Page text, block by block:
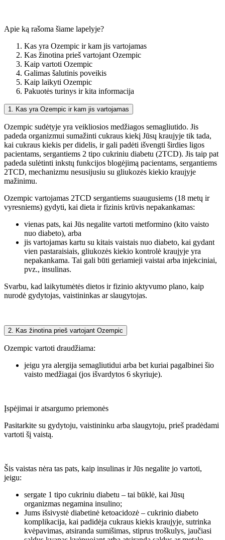
Apie ką rašoma šiame lapelyje?
Kas yra Ozempic ir kam jis vartojamas
Kas žinotina prieš vartojant Ozempic
Kaip vartoti Ozempic
Galimas šalutinis poveikis
Kaip laikyti Ozempic
Pakuotės turinys ir kita informacija
1. Kas yra Ozempic ir kam jis vartojamas
Ozempic sudėtyje yra veikliosios medžiagos semagliutido. Jis
padeda organizmui sumažinti cukraus kiekį Jūsų kraujyje tik tada,
kai cukraus kiekis per didelis, ir gali padėti išvengti širdies ligos
pacientams, sergantiems 2 tipo cukriniu diabetu (2TCD). Jis taip pat
padeda sulėtinti inkstų funkcijos blogėjimą pacientams, sergantiems
2TCD, mechanizmu nesusijusiu su gliukozės kiekio kraujyje
mažinimu.
Ozempic vartojamas 2TCD sergantiems suaugusiems (18 metų ir
vyresniems) gydyti, kai dieta ir fizinis krūvis nepakankamas:
vienas pats, kai Jūs negalite vartoti metformino (kito vaisto
nuo diabeto), arba
jis vartojamas kartu su kitais vaistais nuo diabeto, kai gydant
vien pastaraisiais, gliukozės kiekio kontrolė kraujyje yra
nepakankama. Tai gali būti geriamieji vaistai arba injekciniai,
pvz., insulinas.
Svarbu, kad laikytumėtės dietos ir fizinio aktyvumo plano, kaip
nurodė gydytojas, vaistininkas ar slaugytojas.
2. Kas žinotina prieš vartojant Ozempic
Ozempic vartoti draudžiama:
jeigu yra alergija semagliutidui arba bet kuriai pagalbinei šio
vaisto medžiagai (jos išvardytos 6 skyriuje).
Įspėjimai ir atsargumo priemonės
Pasitarkite su gydytoju, vaistininku arba slaugytoju, prieš pradėdami
vartoti šį vaistą.
Šis vaistas nėra tas pats, kaip insulinas ir Jūs negalite jo vartoti,
jeigu:
sergate 1 tipo cukriniu diabetu – tai būklė, kai Jūsų
organizmas negamina insulino;
Jums išsivystė diabetinė ketoacidozė – cukrinio diabeto
komplikacija, kai padidėja cukraus kiekis kraujyje, sutrinka
kvėpavimas, atsiranda sumišimas, stiprus troškulys, jaučiasi